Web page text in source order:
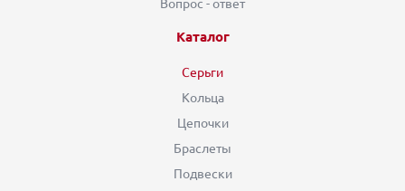
Вопрос - ответ
Каталог
Серьги
Кольца
Цепочки
Браслеты
Подвески